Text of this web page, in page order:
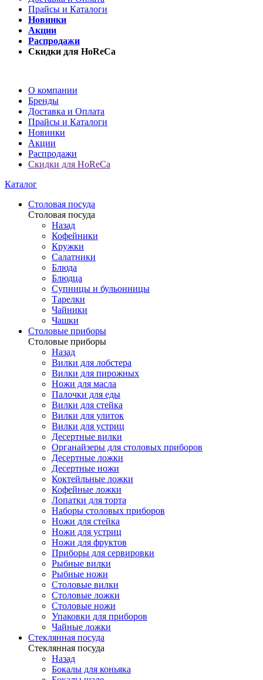
Прайсы и Каталоги
Новинки
Акции
Распродажи
Скидки для HoReCa
О компании
Бренды
Доставка и Оплата
Прайсы и Каталоги
Новинки
Акции
Распродажи
Скидки для HoReCa
Каталог
Столовая посуда
Столовая посуда
Назад
Кофейники
Кружки
Салатники
Блюда
Блюдца
Супницы и бульонницы
Тарелки
Чайники
Чашки
Cтоловые приборы
Cтоловые приборы
Назад
Вилки для лобстера
Вилки для пирожных
Ножи для масла
Палочки для еды
Вилки для стейка
Вилки для улиток
Вилки для устриц
Десертные вилки
Органайзеры для столовых приборов
Десертные ложки
Десертные ножи
Коктейльные ложки
Кофейные ложки
Лопатки для торта
Наборы столовых приборов
Ножи для стейка
Ножи для устриц
Ножи для фруктов
Приборы для сервировки
Рыбные вилки
Рыбные ножи
Столовые вилки
Столовые ложки
Столовые ножи
Упаковки для приборов
Чайные ложки
Стеклянная посуда
Стеклянная посуда
Назад
Бокалы для коньяка